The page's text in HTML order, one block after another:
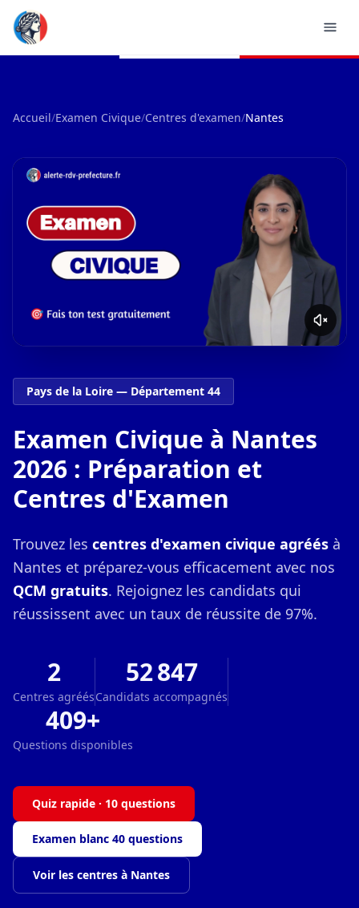
Accueil/Examen Civique/Centres d'examen/Nantes
Pays de la Loire — Département 44
Examen Civique à Nantes
2026 : Préparation et
Centres d'Examen
Trouvez les centres d'examen civique agréés à
Nantes et préparez-vous efficacement avec nos
QCM gratuits. Rejoignez les candidats qui
réussissent avec un taux de réussite de 97%.
2
Centres agréés
52 847
Candidats accompagnés
409+
Questions disponibles
Quiz rapide · 10 questions
Examen blanc 40 questions
Voir les centres à Nantes